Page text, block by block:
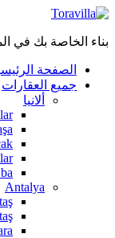
بناء الخاصة بك في
الصفحة
جميع العقارات
ألانيا
Antalya